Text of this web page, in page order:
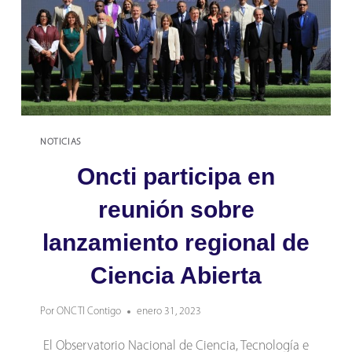
NOTICIAS
Oncti participa en
reunión sobre
lanzamiento regional de
Ciencia Abierta
Por ONCTI Contigo enero 31, 2023
El Observatorio Nacional de Ciencia, Tecnología e